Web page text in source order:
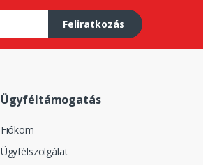
Feliratkozás
Ügyféltámogatás
Fiókom
Ügyfélszolgálat